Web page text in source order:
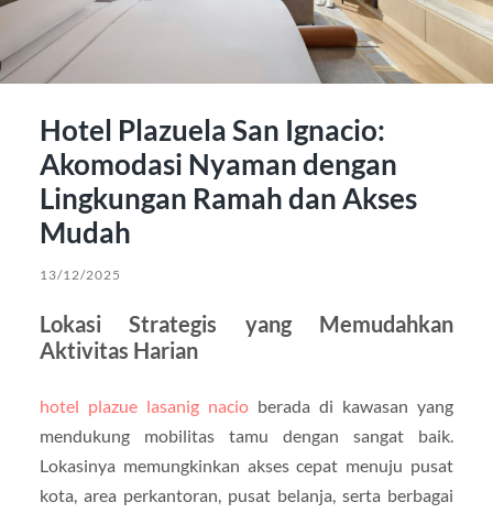
Hotel Plazuela San Ignacio:
Akomodasi Nyaman dengan
Lingkungan Ramah dan Akses
Mudah
13/12/2025
Lokasi Strategis yang Memudahkan
Aktivitas Harian
hotel plazue lasanig nacioberada di kawasan yang
mendukung mobilitas tamu dengan sangat baik.
Lokasinya memungkinkan akses cepat menuju pusat
kota, area perkantoran, pusat belanja, serta berbagai